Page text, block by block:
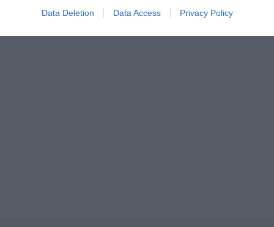
Data Deletion Data Access Privacy Policy
μας κάνοντας την εγγραφή σας στο κανάλιBoat